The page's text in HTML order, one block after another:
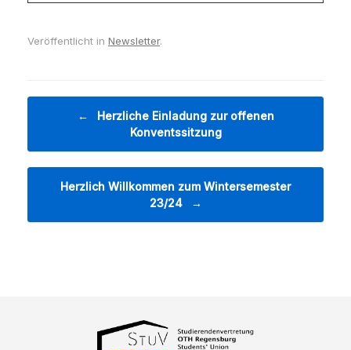
Veröffentlicht in Newsletter.
←
Herzliche Einladung zur offenen
Konventssitzung
Herzlich Willkommen zum Wintersemester
23/24
→